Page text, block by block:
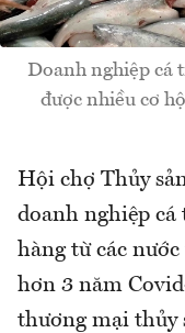
Doanh nghiệp cá
được nhiều cơ
Hội chợ Thủy
doanh nghiệp cá
hàng từ các
hơn 3 năm
thương mại thủy